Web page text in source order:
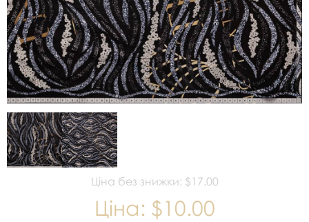
Ціна без знижки: $17.00
Ціна: $10.00